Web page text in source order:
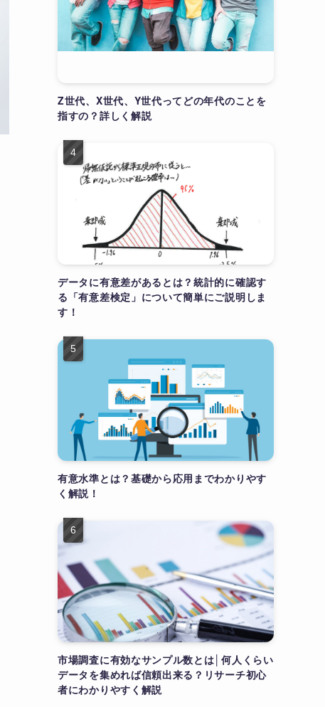
Z世代、X世代、Y世代ってどの年代のことを
指すの？詳しく解説
データに有意差があるとは？統計的に確認す
る「有意差検定」について簡単にご説明しま
す！
有意水準とは？基礎から応用までわかりやす
く解説！
市場調査に有効なサンプル数とは│何人くらい
データを集めれば信頼出来る？リサーチ初心
者にわかりやすく解説